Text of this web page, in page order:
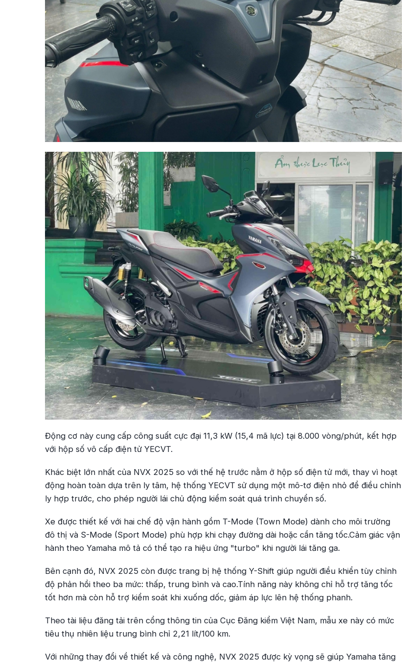
Động cơ này cung cấp công suất cực đại 11,3 kW (15,4 mã lực) tại 8.000 vòng/phút, kết hợp
với hộp số vô cấp điện tử YECVT.
Khác biệt lớn nhất của NVX 2025 so với thế hệ trước nằm ở hộp số điện tử mới, thay vì hoạt
động hoàn toàn dựa trên ly tâm, hệ thống YECVT sử dụng một mô-tơ điện nhỏ để điều chỉnh
ly hợp trước, cho phép người lái chủ động kiểm soát quá trình chuyển số.
Xe được thiết kế với hai chế độ vận hành gồm T-Mode (Town Mode) dành cho môi trường
đô thị và S-Mode (Sport Mode) phù hợp khi chạy đường dài hoặc cần tăng tốc.Cảm giác vận
hành theo Yamaha mô tả có thể tạo ra hiệu ứng "turbo" khi người lái tăng ga.
Bên cạnh đó, NVX 2025 còn được trang bị hệ thống Y-Shift giúp người điều khiển tùy chỉnh
độ phản hồi theo ba mức: thấp, trung bình và cao.Tính năng này không chỉ hỗ trợ tăng tốc
tốt hơn mà còn hỗ trợ kiểm soát khi xuống dốc, giảm áp lực lên hệ thống phanh.
Theo tài liệu đăng tải trên cổng thông tin của Cục Đăng kiểm Việt Nam, mẫu xe này có mức
tiêu thụ nhiên liệu trung bình chỉ 2,21 lít/100 km.
Với những thay đổi về thiết kế và công nghệ, NVX 2025 được kỳ vọng sẽ giúp Yamaha tăng